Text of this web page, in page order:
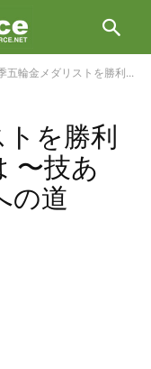
五輪金メダリストを勝利...
を勝利
〜技あ
の道